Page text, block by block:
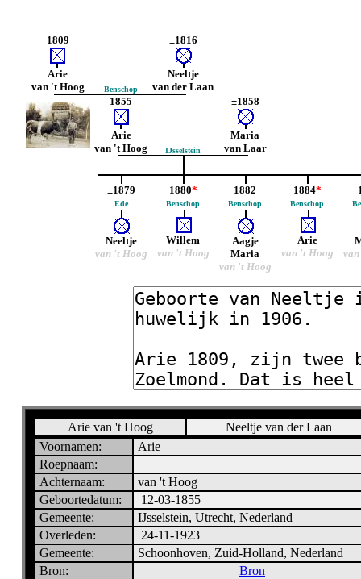
1809
Arie
van 't Hoog
Benschop
±1816
Neeltje
van der Laan
1855
Arie
van 't Hoog
IJsselstein
±1858
Maria
van Laar
±1879
Ede
Neeltje
van 't Hoog
1880*
Benschop
Willem
van 't Hoog
1882
Benschop
Aagje
Maria
van 't Hoog
1884*
Benschop
Arie
van 't Hoog
Arie van 't Hoog
Neeltje van der Laan
Voornamen:
Arie
Roepnaam:
Achternaam:
van 't Hoog
Geboortedatum:
12-03-1855
Gemeente:
IJsselstein, Utrecht, Nederland
Overleden:
24-11-1923
Gemeente:
Schoonhoven, Zuid-Holland, Nederland
Bron:
Bron